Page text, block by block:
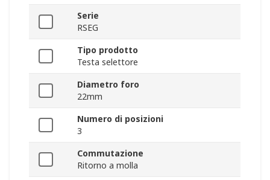
Serie
RSEG
Tipo prodotto
Testa selettore
Diametro foro
22mm
Numero di posizioni
3
Commutazione
Ritorno a molla